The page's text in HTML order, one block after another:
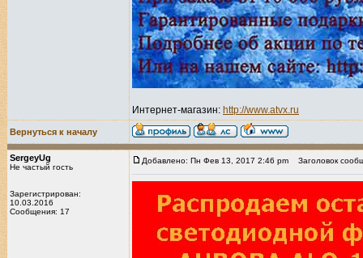
Интернет-магазин: http://www.atvx.ru
Вернуться к началу
SergeyUg
Не частый гость
Зарегистрирован:
10.03.2016
Сообщения: 17
Добавлено: Пн Фев 13, 2017 2:46 pm Заголовок